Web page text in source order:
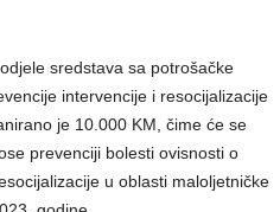
sredstava sa potrošačke
intervencije i resocijalizacije
je 10.000 KM, čime će se
prevenciji bolesti ovisnosti o
u oblasti maloljetničke